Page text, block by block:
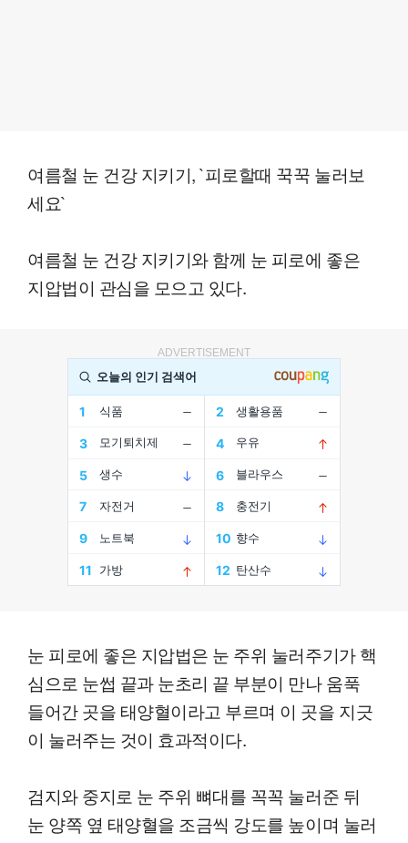
여름철 눈 건강 지키기, `피로할때 꾹꾹 눌러보
세요`
여름철 눈 건강 지키기와 함께 눈 피로에 좋은
지압법이 관심을 모으고 있다.
ADVERTISEMENT
눈 피로에 좋은 지압법은 눈 주위 눌러주기가 핵
심으로 눈썹 끝과 눈초리 끝 부분이 만나 움푹
들어간 곳을 태양혈이라고 부르며 이 곳을 지긋
이 눌러주는 것이 효과적이다.
검지와 중지로 눈 주위 뼈대를 꼭꼭 눌러준 뒤
눈 양쪽 옆 태양혈을 조금씩 강도를 높이며 눌러